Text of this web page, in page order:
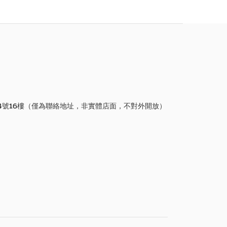
16樓（僅為聯絡地址，非實體店面，不對外開放）